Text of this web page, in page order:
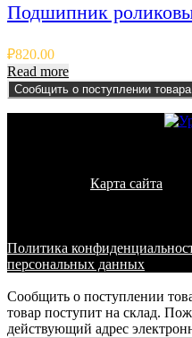
Подшипник
₽820.00
Read more
Сообщить о поступлении товара
Карта сайта
Политика
персональных данных
Сообщить о поступлении
товар поступит на склад.
действующий адрес